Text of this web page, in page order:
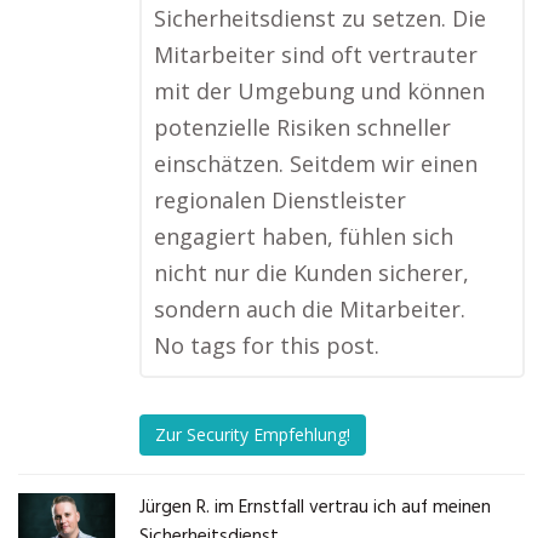
Sicherheitsdienst zu setzen. Die
Mitarbeiter sind oft vertrauter
mit der Umgebung und können
potenzielle Risiken schneller
einschätzen. Seitdem wir einen
regionalen Dienstleister
engagiert haben, fühlen sich
nicht nur die Kunden sicherer,
sondern auch die Mitarbeiter.
No tags for this post.
Zur Security Empfehlung!
Jürgen R. im Ernstfall vertrau ich auf meinen